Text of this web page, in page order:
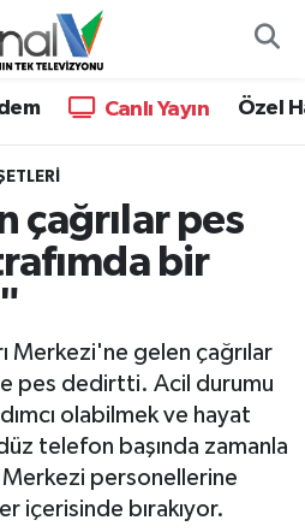
Canlı Yayın Özel
çağrılar pes
bir
Merkezi'ne gelen çağrılar
pes dedirtti. Acil durumu
olabilmek ve hayat
telefon başında zamanla
Merkezi personellerine
içerisinde bırakıyor.
ve Fikstür